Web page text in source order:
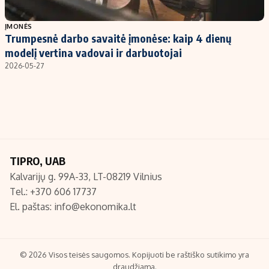
Populiarios temos
Investavimas
Akcijų rinka
Titulinis
Nedarbo išmokos skaičiuoklė
Redakcija
Turinio žymėjimo taisyklės
ĮMONĖS
Trumpesnė darbo savaitė įmonėse: kaip 4 dienų
modelį vertina vadovai ir darbuotojai
2026-05-27
TIPRO, UAB
Kalvarijų g. 99A-33, LT-08219 Vilnius
Tel.: +370 606 17737
El. paštas: info@ekonomika.lt
© 2026 Visos teisės saugomos. Kopijuoti be raštiško sutikimo yra
draudžiama.